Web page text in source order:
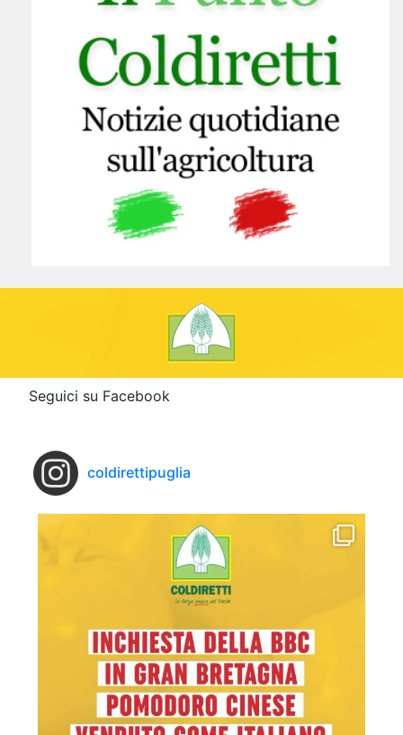
Seguici su Facebook
coldirettipuglia